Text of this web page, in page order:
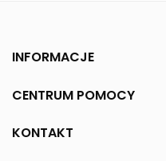
INFORMACJE
CENTRUM POMOCY
KONTAKT